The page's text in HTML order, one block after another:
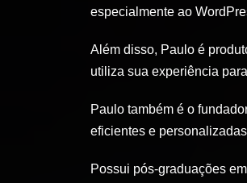
especialmente ao
Além disso, Paulo é
utiliza sua experiência
Paulo também é o
eficientes e
Possui pós-graduações